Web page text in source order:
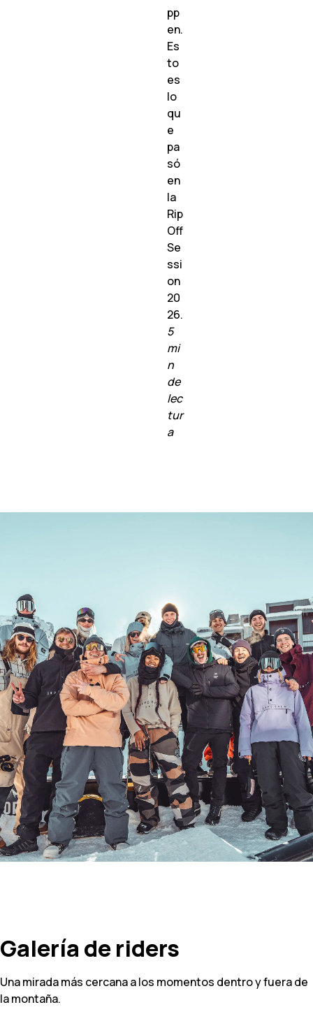
pp
en.
Es
to
es
lo
qu
e
pa
só
en
la
Rip
Off
Se
ssi
on
20
26.
5
mi
n
de
lec
tur
a
Galería de riders
Una mirada más cercana a los momentos dentro y fuera de
la montaña.